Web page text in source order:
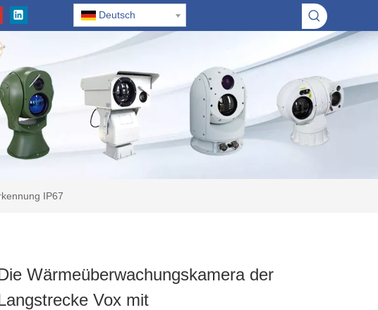
Deutsch
IP67
Wärmeüberwachungskamera der
Vox mit